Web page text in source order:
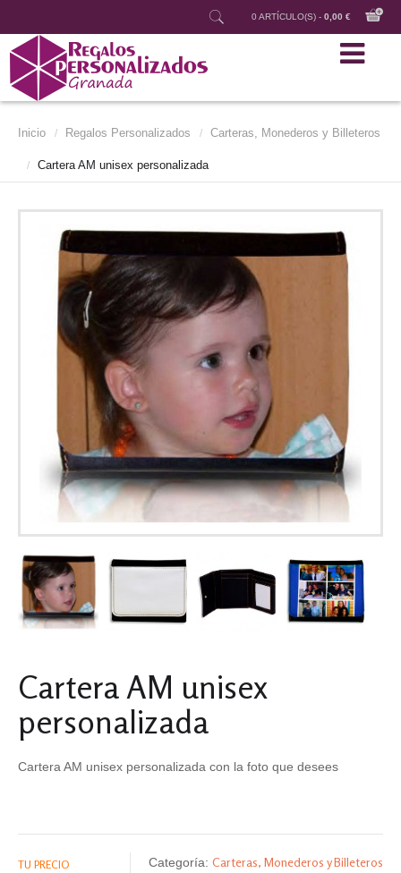
0 ARTÍCULO(S) - 0,00 €
Inicio / Regalos Personalizados / Carteras, Monederos y Billeteros
/ Cartera AM unisex personalizada
Cartera AM unisex
personalizada
Cartera AM unisex personalizada con la foto que desees
TU PRECIO Categoría: Carteras, Monederos y Billeteros